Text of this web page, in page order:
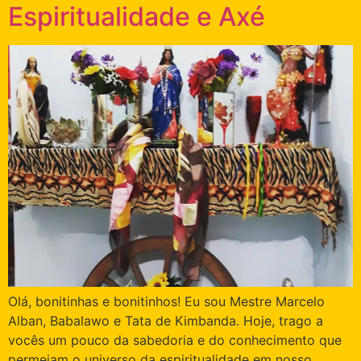
Espiritualidade e Axé
Olá, bonitinhas e bonitinhos! Eu sou Mestre Marcelo
Alban, Babalawo e Tata de Kimbanda. Hoje, trago a
vocês um pouco da sabedoria e do conhecimento que